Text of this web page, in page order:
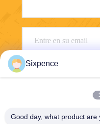
Chengdu
Sixpence
Good day, what product are